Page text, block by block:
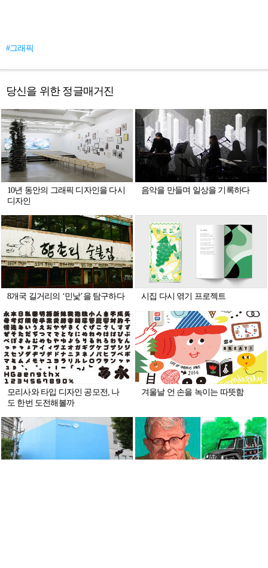
#그래픽
당신을 위한 정글매거진
10년 동안의 그래픽 디자인을 다시
디자인
음악을 만들며 일상을 기록하다
8개국 길거리의 ‘민낯’을 탐구하다 시집 다시 엮기 프로젝트
모리사와 타입 디자인 공모전, 나
도 한번 도전해볼까
겨울날 언 손을 녹이는 따뜻함